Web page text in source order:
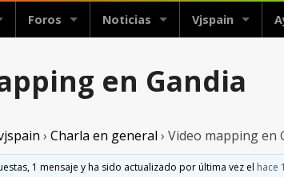
Foros Noticias Vjspain
en Gandia
› Charla en general › Video mapping en
1 mensaje y ha sido actualizado por última vez el hace